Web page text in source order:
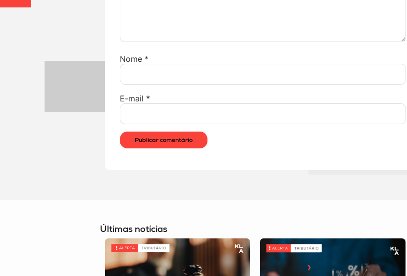
Nome *
E-mail *
Últimas notícias